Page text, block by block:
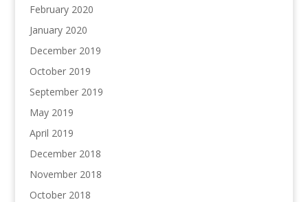
February 2020
January 2020
December 2019
October 2019
September 2019
May 2019
April 2019
December 2018
November 2018
October 2018